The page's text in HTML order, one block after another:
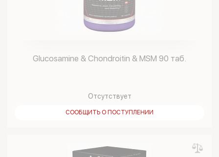
Glucosamine & Chondroitin & MSM 90 таб.
Отсутствует
СООБЩИТЬ О ПОСТУПЛЕНИИ